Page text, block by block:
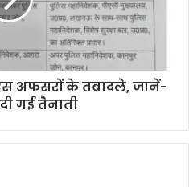
अफसरों के तबादले, जानें-
गई तैनाती